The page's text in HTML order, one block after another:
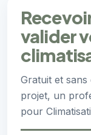
valider
Gratuit et
projet, un
pour